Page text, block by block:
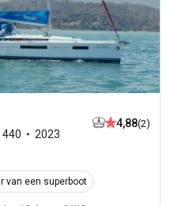
440
2023
4,88(2)
van een superboot